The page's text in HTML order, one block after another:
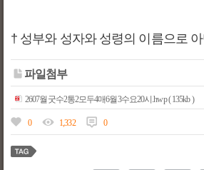
† 성부와 성자와 성령의 이름으로
파일첨부
2607월굿수2통2모두4매6월3수요20시.hwp ( 135kb )
0 1,332 0